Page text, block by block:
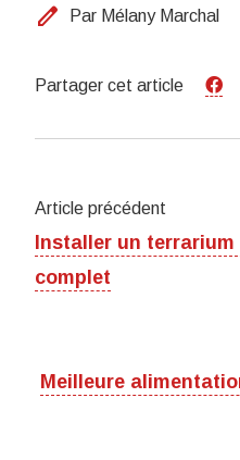
edit Par Mélany Marchal
Partager cet article
Article précédent
Installer un
complet
Meilleure